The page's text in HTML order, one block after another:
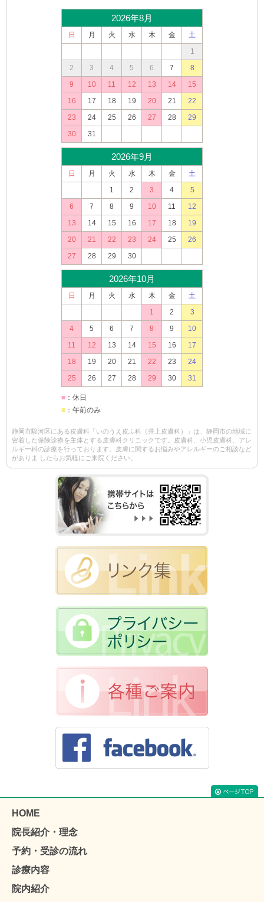
2026年8月
日 月 火 水 木 金
土
1
2
3 4 5 6 7
8
9
10 11 12 13 14
15
16
17 18 19 20 21
22
23
24 25 26 27 28
29
30
31
2026年9月
日 月 火 水 木 金
土
1
2 3 4
5
6
7 8 9 10 11
12
13
14 15 16 17 18
19
20
21 22 23 24 25
26
27
28 29 30
2026年10月
日 月 火 水 木 金
土
1
2
3
4
5 6 7 8 9
10
11
12 13 14 15 16
17
18
19 20 21 22 23
24
25
26 27 28 29 30 31
■ ：休日
■ ：午前のみ
静岡市駿河区にある皮膚科「いのうえ皮ふ科（井上皮膚科）」は、静岡市の地域に
密着した保険診療を主体とする皮膚科クリニックです。皮膚科、小児皮膚科、アレ
ルギー科の診療を行っております。皮膚に関するお悩みやアレルギーのご相談など
がありま したらお気軽にご来院ください。
HOME
院長紹介・理念
予約・受診の流れ
診療内容
院内紹介